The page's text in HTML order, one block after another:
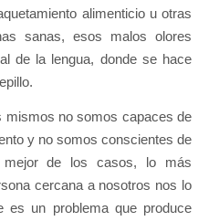
alimenticio u otras
sanas, esos malos olores
de la lengua, donde se hace
no somos capaces de
y no somos conscientes de
mejor de los casos, lo más
cercana a nosotros nos lo
es un problema que produce